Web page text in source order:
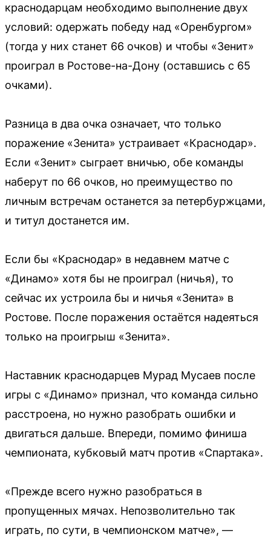
краснодарцам необходимо выполнение двух
условий: одержать победу над «Оренбургом»
(тогда у них станет 66 очков) и чтобы «Зенит»
проиграл в Ростове-на-Дону (оставшись с 65
очками).
Разница в два очка означает, что только
поражение «Зенита» устраивает «Краснодар».
Если «Зенит» сыграет вничью, обе команды
наберут по 66 очков, но преимущество по
личным встречам останется за петербуржцами,
и титул достанется им.
Если бы «Краснодар» в недавнем матче с
«Динамо» хотя бы не проиграл (ничья), то
сейчас их устроила бы и ничья «Зенита» в
Ростове. После поражения остаётся надеяться
только на проигрыш «Зенита».
Наставник краснодарцев Мурад Мусаев после
игры с «Динамо» признал, что команда сильно
расстроена, но нужно разобрать ошибки и
двигаться дальше. Впереди, помимо финиша
чемпионата, кубковый матч против «Спартака».
«Прежде всего нужно разобраться в
пропущенных мячах. Непозволительно так
играть, по сути, в чемпионском матче», —